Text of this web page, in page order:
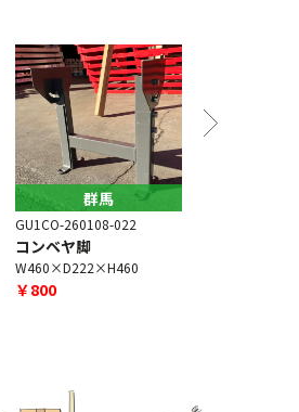
群馬
GU1CO-260108-022
コンベヤ脚
W460×D222×H460
￥800